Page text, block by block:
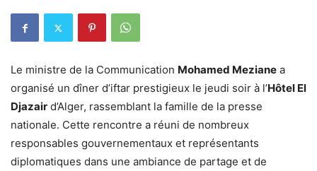
Le ministre de la Communication Mohamed Meziane a
organisé un dîner d’iftar prestigieux le jeudi soir à l’Hôtel El
Djazair d’Alger, rassemblant la famille de la presse
nationale. Cette rencontre a réuni de nombreux
responsables gouvernementaux et représentants
diplomatiques dans une ambiance de partage et de